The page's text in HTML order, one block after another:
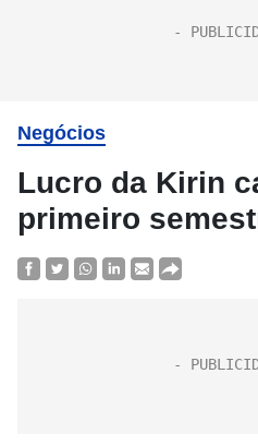
Negócios
Lucro da Kirin
primeiro